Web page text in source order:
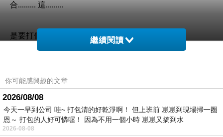
合......... 這.........
是要打個新孔來安裝 ? 還是...........
雖然打個洞似乎能解決問題 , 但是老頭子偶又不想破壞整
流罩 , 所以 . . . . . .
繼續閱讀
你可能感興趣的文章
2026/08/08
今天一早到公司 哇~ 打包清的好乾淨啊！ 但上班前 崽崽到現場掃一圈
恩～ 打包的人好可憐喔！ 因為不用一個小時 崽崽又搞到水
2026-08-08